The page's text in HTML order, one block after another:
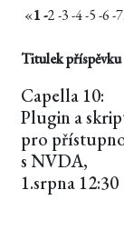
«1 -2 -3 -4 -5 -6 -7
Titulek příspěvku
Capella 10:
Plugin a
pro
s NVDA,
1.srpna 12:30